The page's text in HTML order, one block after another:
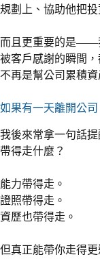
規劃上、協助他把投
而且更重要的是——
被客戶感謝的瞬間
不再是幫公司累積資
如果有一天離開公
我後來常拿一句話
帶得走什麼？
能力帶得走。
證照帶得走。
資歷也帶得走。
但真正能帶你走得